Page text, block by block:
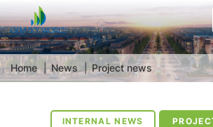
Home News Project news
INTERNAL NEWS